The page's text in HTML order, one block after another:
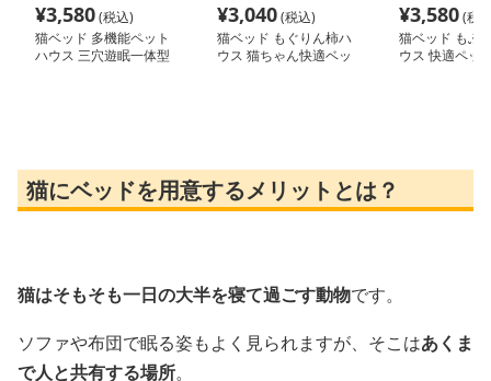
¥3,580(税込)
猫ベッド 多機能ペット
ハウス 三穴遊眠一体型
¥3,040(税込)
猫ベッド もぐりん柿ハ
ウス 猫ちゃん快適ベッ
¥3,580(税
猫ベッド もふ
ウス 快適ペッ
猫にベッドを用意するメリットとは？
猫はそもそも一日の大半を寝て過ごす動物です。
ソファや布団で眠る姿もよく見られますが、そこはあくま
で人と共有する場所。